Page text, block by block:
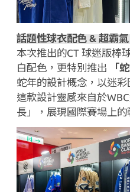
話題性球衣配色&超霸氣
本次推出的CT 球迷版棒
白配色，更特別推出
「
蛇年的設計概念，以迷
這款設計靈感來自於WBC
長」，展現國際賽場上的